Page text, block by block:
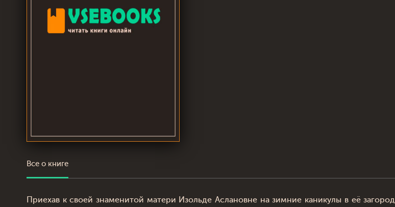
Все о книге
Приехав к своей знаменитой матери Изольде Аслановне на зимние каникулы в её